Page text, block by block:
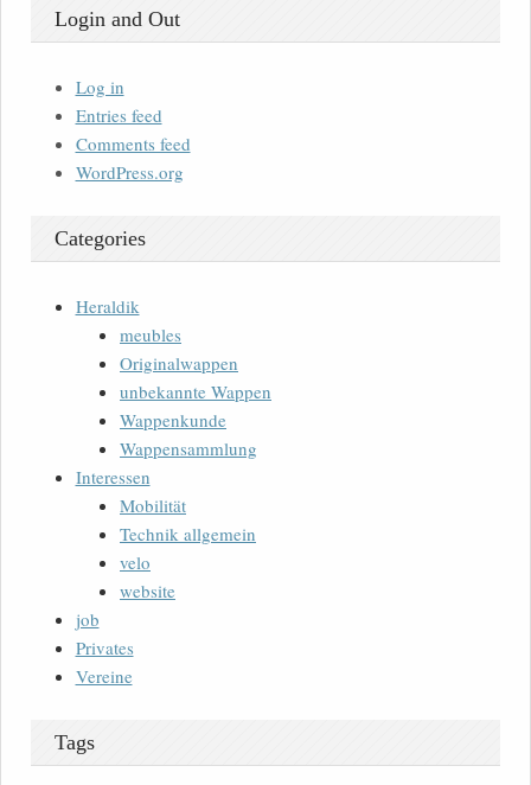
Login and Out
Log in
Entries feed
Comments feed
WordPress.org
Categories
Heraldik
meubles
Originalwappen
unbekannte Wappen
Wappenkunde
Wappensammlung
Interessen
Mobilität
Technik allgemein
velo
website
job
Privates
Vereine
Tags